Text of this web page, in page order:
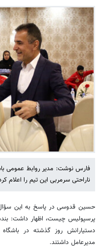
فارس نوشت: مدیر روابط عمومی
ناراحتی سرمربی این تیم را اعلام
حسین قدوسی در پاسخ به این سؤال
پرسپولیس چیست، اظهار داشت: بنده
دستیارانش روز گذشته در
مدیرعامل داشتند.